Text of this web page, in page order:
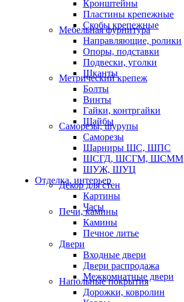
Кронштейны
Пластины крепежные
Скобы крепежные
Мебельная фурнитура
Направляющие, ролики
Опоры, подставки
Подвески, уголки
Шканты
Метрический крепеж
Болты
Винты
Гайки, контргайки
Шайбы
Саморезы, шурупы
Саморезы
Шарниры ШС, ШПС
ШСГД, ШСГМ, ШСММ
ШУЖ, ШУЦ
Отделка, интерьер
Декор для стен
Картины
Часы
Печи, камины
Камины
Печное литье
Двери
Входные двери
Двери распродажа
Межкомнатные двери
Напольные покрытия
Дорожки, ковролин